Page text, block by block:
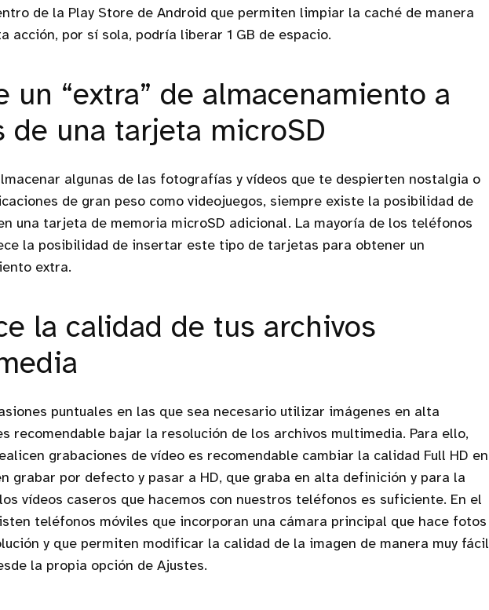
de la Play Store de Android que permiten limpiar la caché de manera
acción, por sí sola, podría liberar 1 GB de espacio.
un “extra” de almacenamiento a
de una tarjeta microSD
algunas de las fotografías y vídeos que te despierten nostalgia o
de gran peso como videojuegos, siempre existe la posibilidad de
una tarjeta de memoria microSD adicional. La mayoría de los teléfonos
la posibilidad de insertar este tipo de tarjetas para obtener un
extra.
la calidad de tus archivos
puntuales en las que sea necesario utilizar imágenes en alta
recomendable bajar la resolución de los archivos multimedia. Para ello,
grabaciones de vídeo es recomendable cambiar la calidad Full HD en
grabar por defecto y pasar a HD, que graba en alta definición y para la
vídeos caseros que hacemos con nuestros teléfonos es suficiente. En el
teléfonos móviles que incorporan una cámara principal que hace fotos
y que permiten modificar la calidad de la imagen de manera muy fácil
la propia opción de Ajustes.